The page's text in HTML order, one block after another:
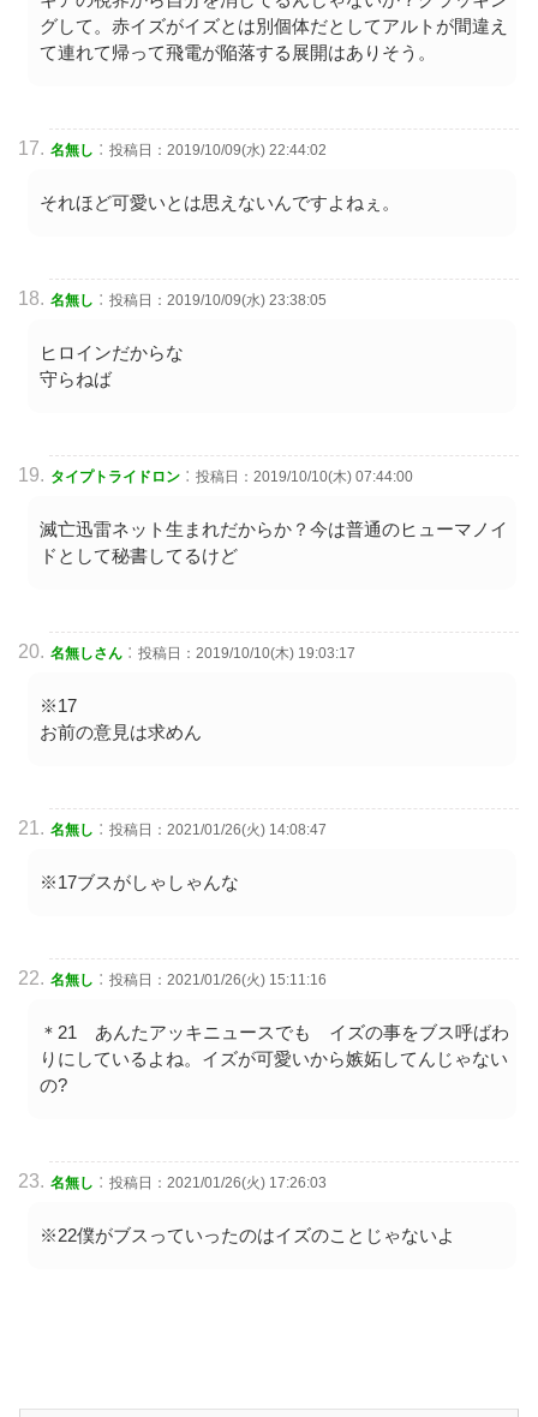
グして。赤イズがイズとは別個体だとしてアルトが間違え
て連れて帰って飛電が陥落する展開はありそう。
名無し : 投稿日：2019/10/09(水) 22:44:02
それほど可愛いとは思えないんですよねぇ。
名無し : 投稿日：2019/10/09(水) 23:38:05
ヒロインだからな
守らねば
タイプトライドロン : 投稿日：2019/10/10(木) 07:44:00
滅亡迅雷ネット生まれだからか？今は普通のヒューマノイ
ドとして秘書してるけど
名無しさん : 投稿日：2019/10/10(木) 19:03:17
※17
お前の意見は求めん
名無し : 投稿日：2021/01/26(火) 14:08:47
※17ブスがしゃしゃんな
名無し : 投稿日：2021/01/26(火) 15:11:16
＊21 あんたアッキニュースでも イズの事をブス呼ばわ
りにしているよね。イズが可愛いから嫉妬してんじゃない
の?
名無し : 投稿日：2021/01/26(火) 17:26:03
※22僕がブスっていったのはイズのことじゃないよ